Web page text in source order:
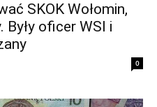
SKOK Wołomin,
Były oficer WSI i
0